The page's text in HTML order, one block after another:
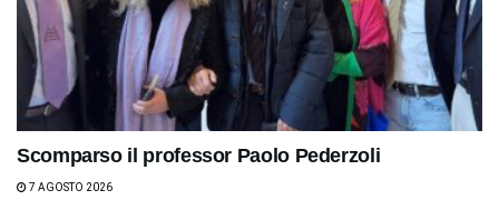
Scomparso il professor Paolo Pederzoli
7 AGOSTO 2026